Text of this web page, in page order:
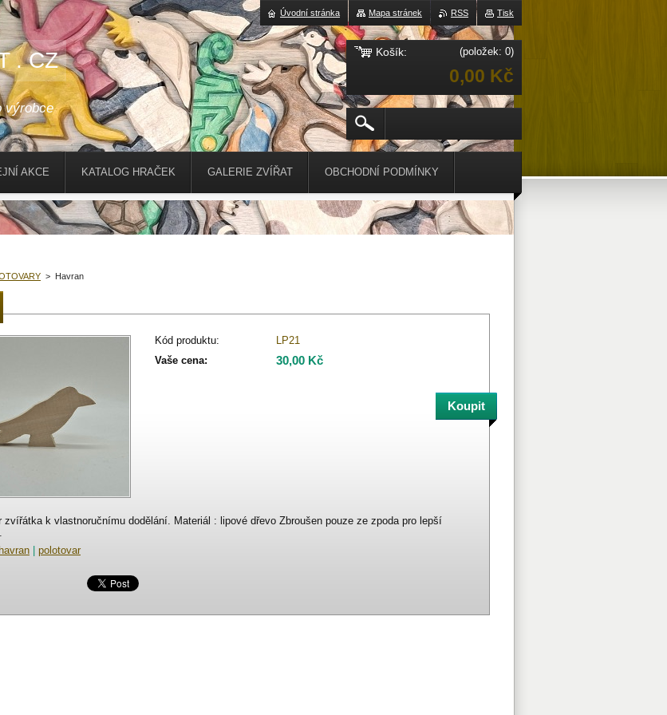
. CZ
výrobce
> Havran
Kód produktu:
LP21
Vaše cena:
30,00 Kč
zvířátka k vlastnoručnímu dodělání. Materiál : lipové dřevo Zbroušen pouze ze zpoda pro lepší
havran polotovar
AKCE KATALOG HRAČEK GALERIE ZVÍŘAT OBCHODNÍ PODMÍNKY
Tisk
RSS
Mapa stránek
Úvodní stránka
Košík: (položek: 0)
0,00 Kč